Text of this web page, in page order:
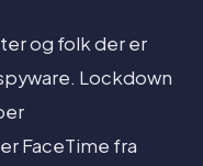
og folk der er
Lockdown
FaceTime fra